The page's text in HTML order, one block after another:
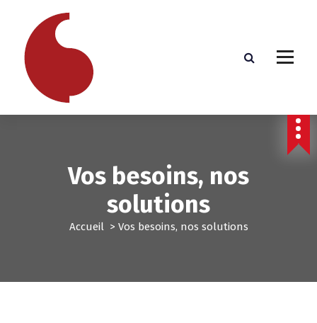
c
Vos besoins, nos
solutions
Accueil> Vos besoins, nos solutions